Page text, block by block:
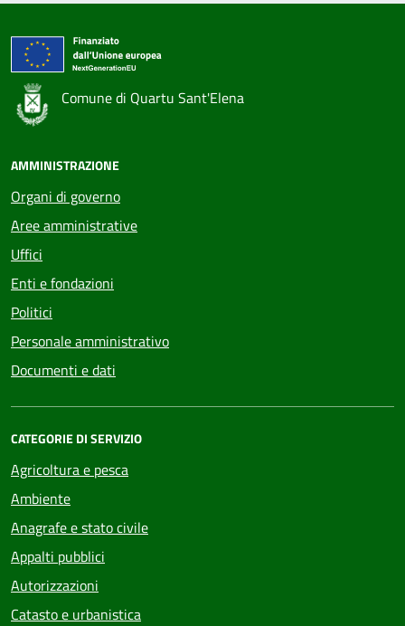
Comune di Quartu Sant'Elena
AMMINISTRAZIONE
Organi di governo
Aree amministrative
Uffici
Enti e fondazioni
Politici
Personale amministrativo
Documenti e dati
CATEGORIE DI SERVIZIO
Agricoltura e pesca
Ambiente
Anagrafe e stato civile
Appalti pubblici
Autorizzazioni
Catasto e urbanistica